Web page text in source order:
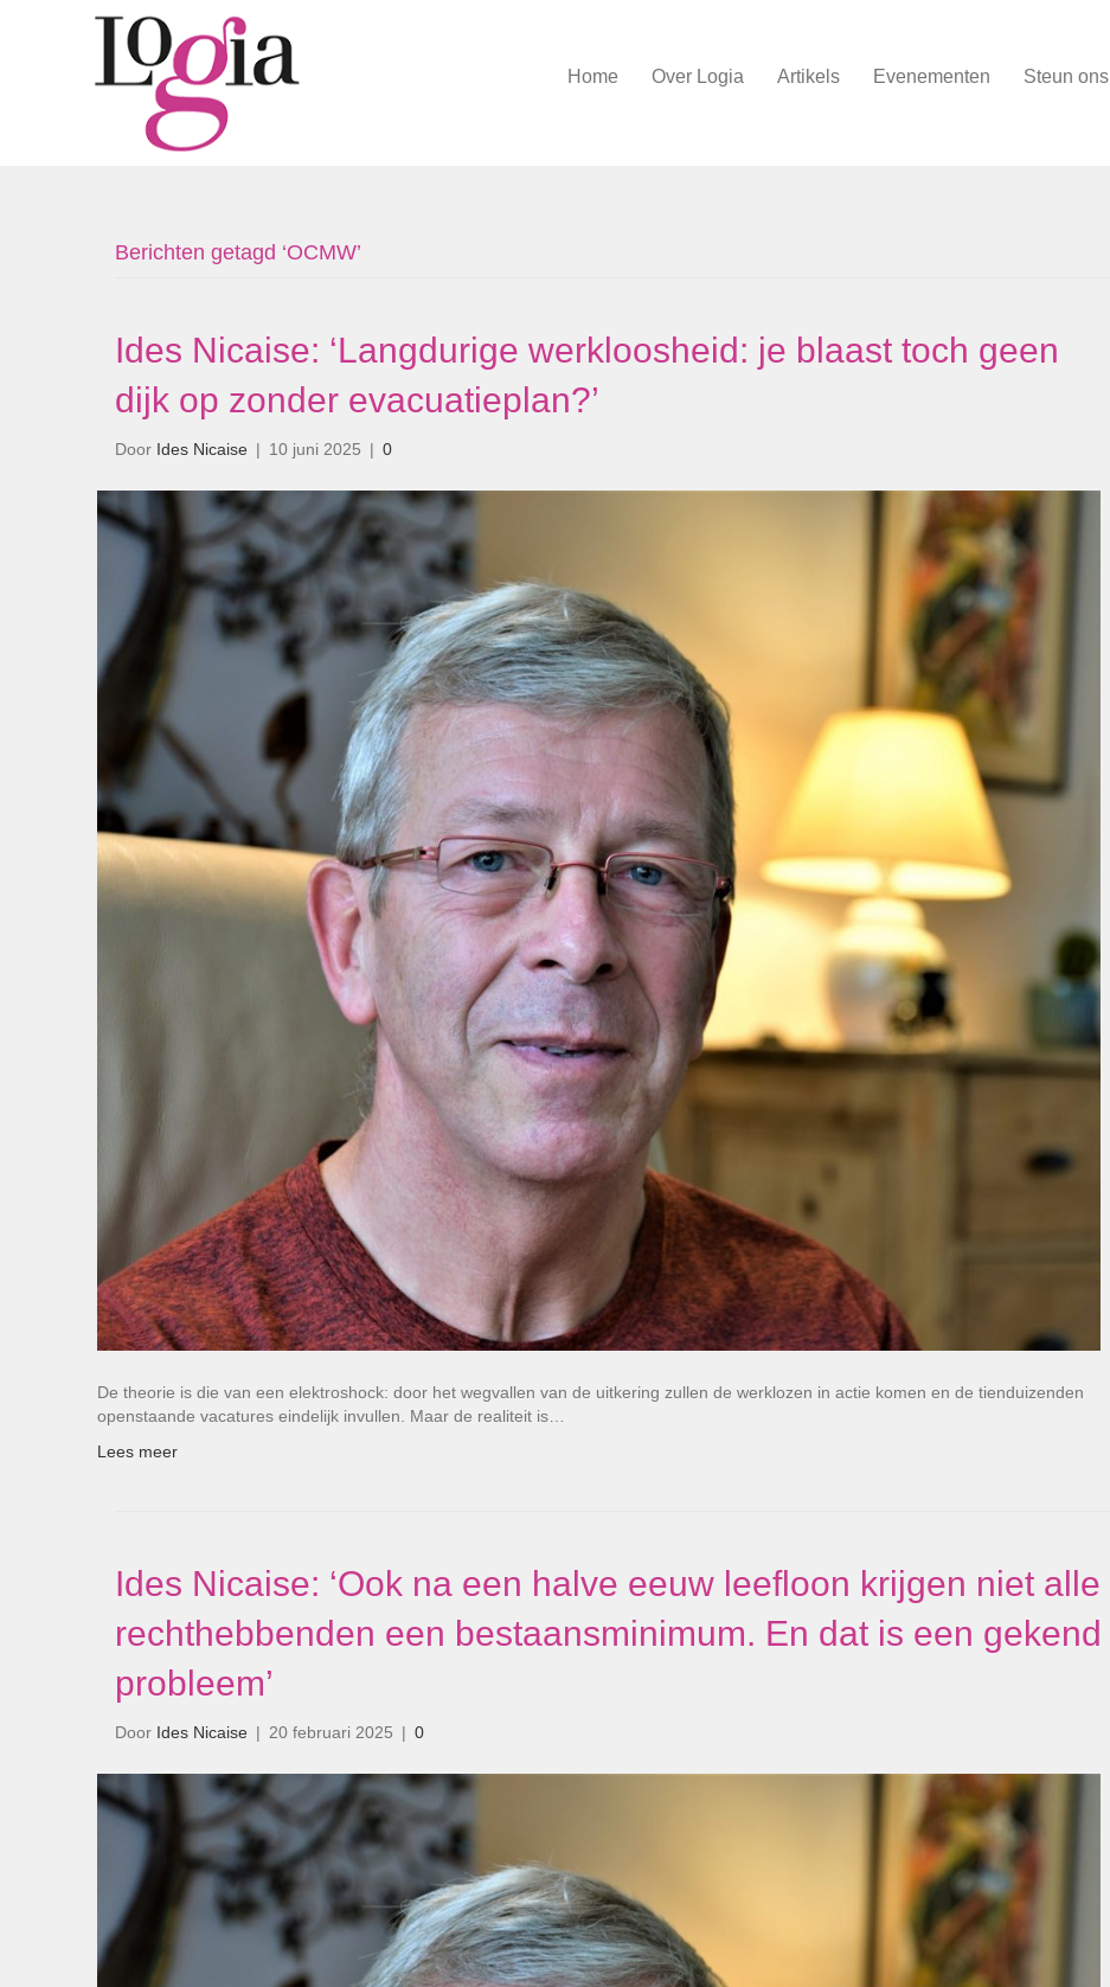
Home Over Logia Artikels Evenementen Steun ons
Berichten getagd ‘OCMW’
Ides Nicaise: ‘Langdurige werkloosheid: je blaast toch geen
dijk op zonder evacuatieplan?’
Door Ides Nicaise | 10 juni 2025 | 0
De theorie is die van een elektroshock: door het wegvallen van de uitkering zullen de werklozen in actie komen en de tienduizenden
openstaande vacatures eindelijk invullen. Maar de realiteit is…
Lees meer
Ides Nicaise: ‘Ook na een halve eeuw leefloon krijgen niet alle
rechthebbenden een bestaansminimum. En dat is een gekend
probleem’
Door Ides Nicaise | 20 februari 2025 | 0